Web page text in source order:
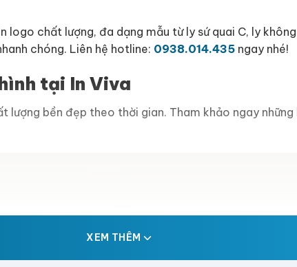
logo chất lượng, đa dạng mẫu từ ly sứ quai C, ly
chóng. Liên hệ hotline: 0938.014.435 ngay nhé!
tại In Viva
bền đẹp theo thời gian. Tham khảo ngay những
XEM THÊM